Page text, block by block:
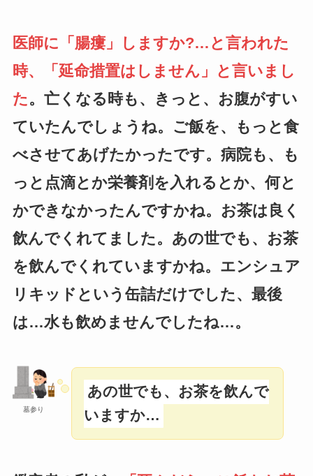
医師に「腸瘻」しますか?…と言われた
時、「延命措置はしません」と言いまし
た 。亡くなる時も、きっと、お腹がすい
ていたんでしょうね。ご飯を、もっと食
べさせてあげたかったです。病院も、も
っと点滴とか栄養剤を入れるとか、何と
かできなかったんですかね。お茶は良く
飲んでくれてました。あの世でも、お茶
を飲んでくれていますかね。エンシュア
リキッドという缶詰だけでした、最後
は…水も飲めませんでしたね…。
墓参り
あの世でも、お茶を飲んで
いますか…